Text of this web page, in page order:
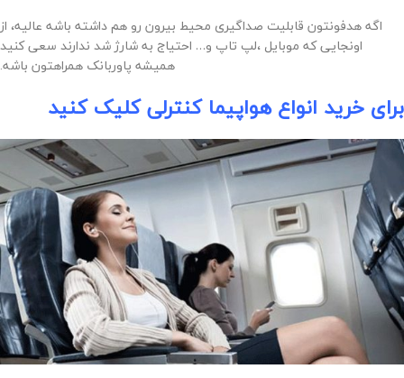
اگه هدفونتون قابلیت صداگیری محیط بیرون رو هم داشته باشه عالیه، از
اونجایی که موبایل ،لپ تاپ و… احتیاج به شارژ شد ندارند سعی کنید
همیشه پاوربانک همراهتون باشه.
برای خرید انواع هواپیما کنترلی کلیک کنید